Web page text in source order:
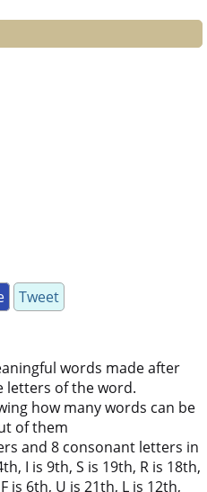
Tweet
words made after
letters of the word.
how many words can be
of them
and 8 consonant letters in
I is 9th, S is 19th, R is 18th,
is 6th, U is 21th, L is 12th,